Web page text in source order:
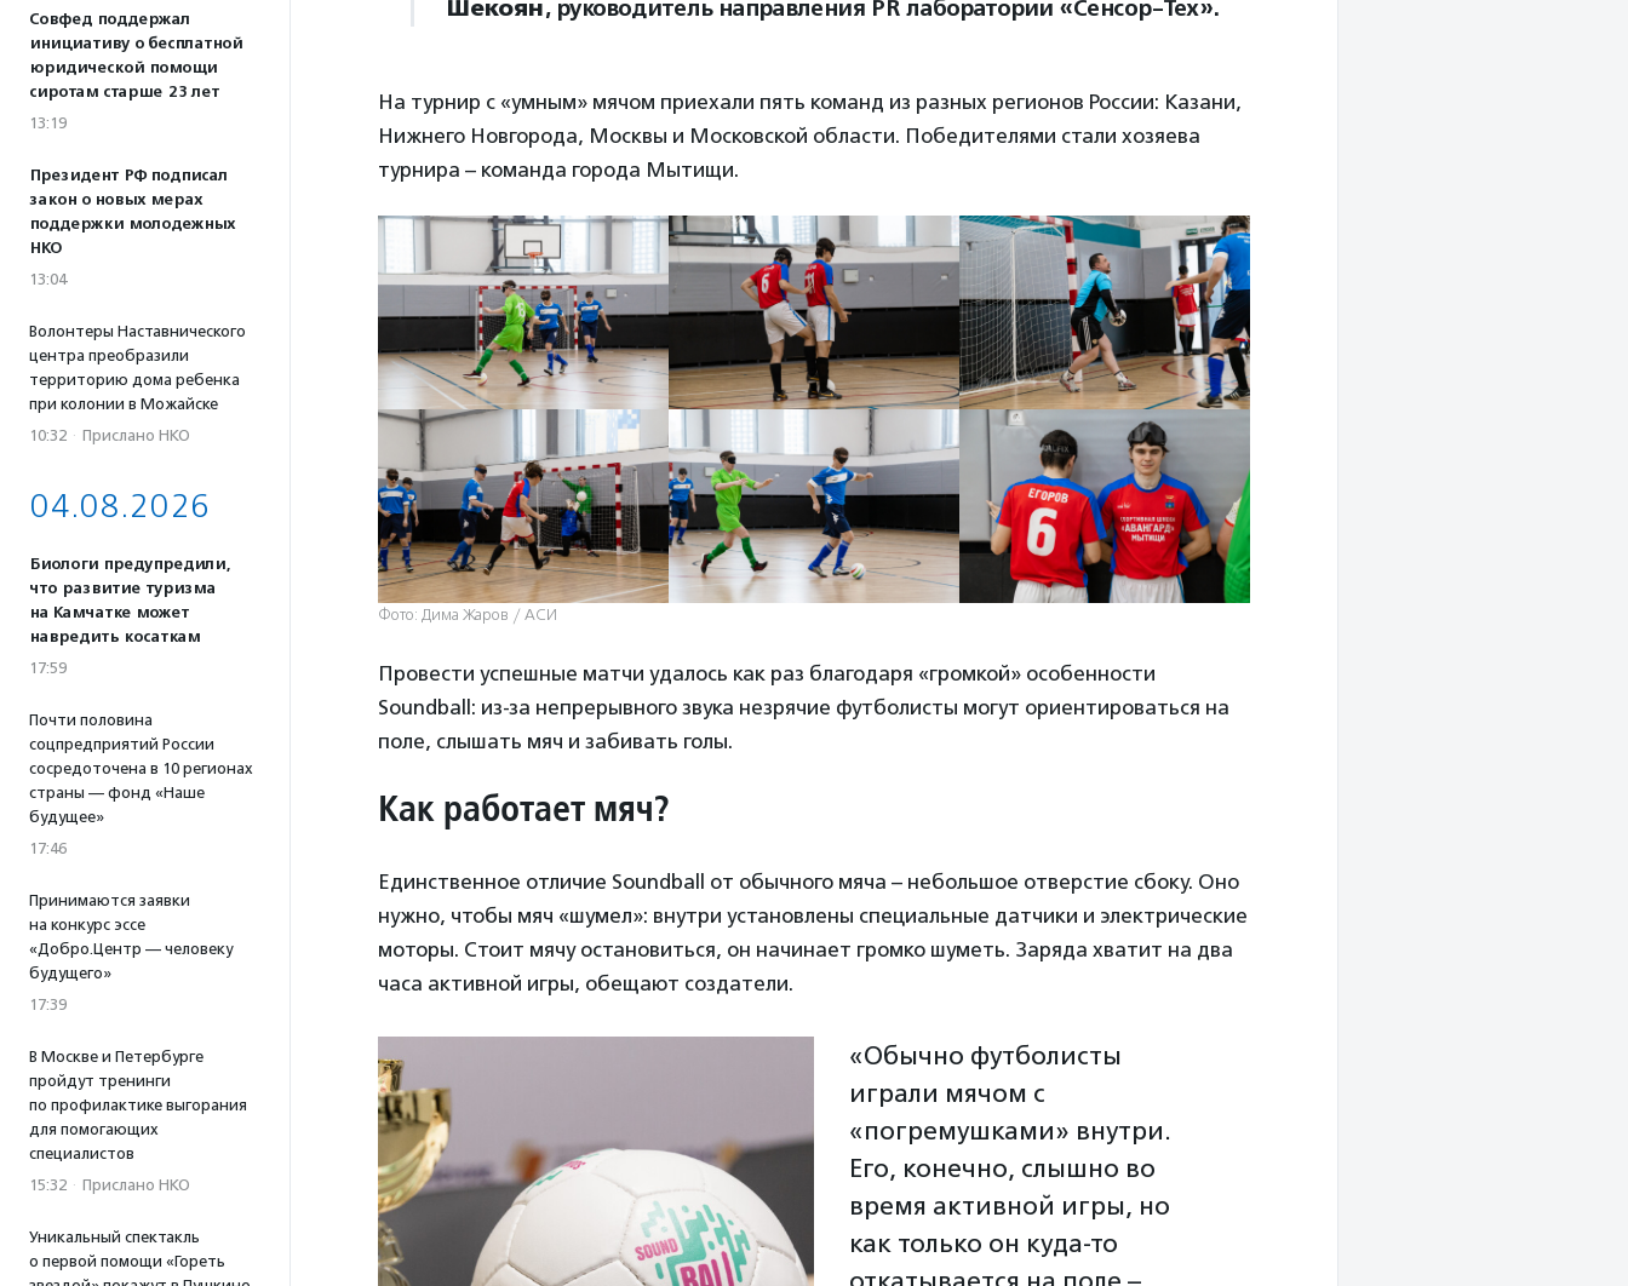
Совфед поддержал
инициативу о бесплатной
юридической помощи
сиротам старше 23 лет
13:19
Президент РФ подписал
закон о новых мерах
поддержки молодежных
НКО
13:04
Волонтеры Наставнического
центра преобразили
территорию дома ребенка
при колонии в Можайске
10:32 · Прислано НКО
04.08.2026
Биологи предупредили,
что развитие туризма
на Камчатке может
навредить косаткам
17:59
Почти половина
соцпредприятий России
сосредоточена в 10 регионах
страны — фонд «Наше
будущее»
17:46
Принимаются заявки
на конкурс эссе
«Добро.Центр — человеку
будущего»
17:39
В Москве и Петербурге
пройдут тренинги
по профилактике выгорания
для помогающих
специалистов
15:32 · Прислано НКО
Уникальный спектакль
о первой помощи «Гореть
Шекоян, руководитель направления PR лаборатории «Сенсор-Тех».
На турнир с «умным» мячом приехали пять команд из разных регионов России: Казани,
Нижнего Новгорода, Москвы и Московской области. Победителями стали хозяева
турнира – команда города Мытищи.
Фото: Дима Жаров / АСИ
Провести успешные матчи удалось как раз благодаря «громкой» особенности
Soundball: из-за непрерывного звука незрячие футболисты могут ориентироваться на
поле, слышать мяч и забивать голы.
Как работает мяч?
Единственное отличие Soundball от обычного мяча – небольшое отверстие сбоку. Оно
нужно, чтобы мяч «шумел»: внутри установлены специальные датчики и электрические
моторы. Стоит мячу остановиться, он начинает громко шуметь. Заряда хватит на два
часа активной игры, обещают создатели.
«Обычно футболисты
играли мячом с
«погремушками» внутри.
Его, конечно, слышно во
время активной игры, но
как только он куда-то